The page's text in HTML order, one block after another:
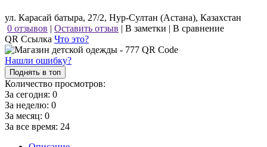
ул. Карасай батыра, 27/2, Нур-Султан (Астана), Казахстан
0 отзывов | Оставить отзыв | В заметки | В сравнение
QR Ссылка Что это?
Нашли ошибку?
Поднять в топ
Количество просмотров:
За сегодня: 0
За неделю: 0
За месяц: 0
За все время: 24